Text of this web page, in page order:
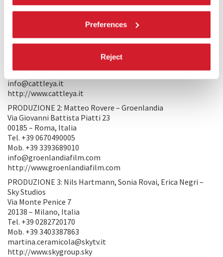
Preferences
Reject
Chimenz, Francesca Longardi – Cattleya
Piazzale Valerio Massimo 7/8
Tel. +39 06367201
info@cattleya.it
http://www.cattleya.it
PRODUZIONE 2: Matteo Rovere – Groenlandia
Via Giovanni Battista Piatti 23
00185 – Roma, Italia
Tel. +39 0670490005
Mob. +39 3393689010
info@groenlandiafilm.com
http://www.groenlandiafilm.com
PRODUZIONE 3: Nils Hartmann, Sonia Rovai, Erica Negri –
Sky Studios
Via Monte Penice 7
20138 – Milano, Italia
Tel. +39 0282720170
Mob. +39 3403387863
martina.ceramicola@skytv.it
http://www.skygroup.sky